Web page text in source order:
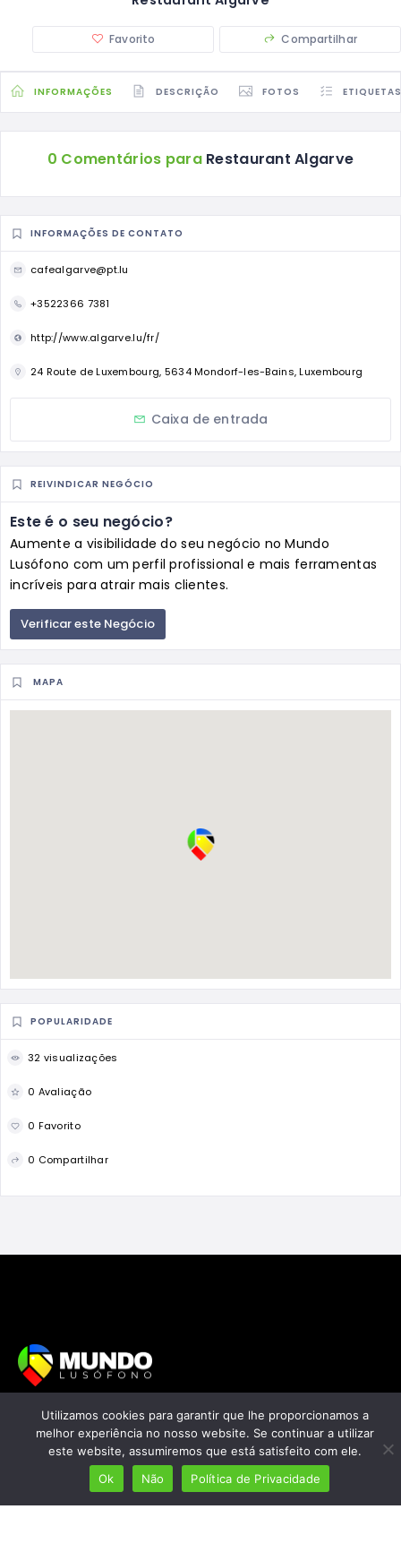
Favorito Compartilhar
INFORMAÇÕES DESCRIÇÃO FOTOS ETIQUETAS
0 Comentários paraRestaurant Algarve
INFORMAÇÕES DE CONTATO
cafealgarve@pt.lu
+3522366 7381
http://www.algarve.lu/fr/
24 Route de Luxembourg, 5634 Mondorf-les-Bains, Luxembourg
Caixa de entrada
REIVINDICAR NEGÓCIO
Este é o seu negócio?
Aumente a visibilidade do seu negócio no Mundo
Lusófono com um perfil profissional e mais ferramentas
incríveis para atrair mais clientes.
Verificar este Negócio
MAPA
POPULARIDADE
32 visualizações
0 Avaliação
0 Favorito
0 Compartilhar
Mais de 7 milhões de lusófonos
Mais de 2000 lugares cadastrados
Presença em 8 países
Links úteis
Utilizamos cookies para garantir que lhe proporcionamos a
melhor experiência no nosso website. Se continuar a utilizar
este website, assumiremos que está satisfeito com ele.
Ok
Não Política de Privacidade